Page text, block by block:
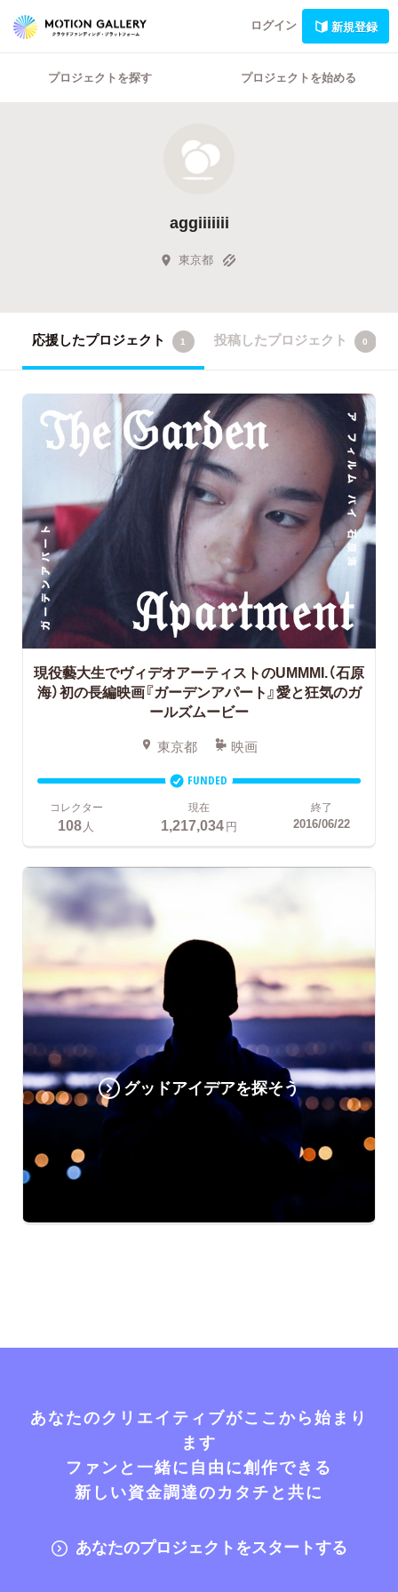
ログイン 新規登録
プロジェクトを探す プロジェクトを始める
aggiiiiiii
東京都
応援したプロジェクト 1 投稿したプロジェクト 0
現役藝大生でヴィデオアーティストのUMMMI.（石原
海）初の長編映画『ガーデンアパート』愛と狂気のガ
ールズムービー
東京都 映画
FUNDED
コレクター
108 人
現在
1,217,034円
終了
2016/06/22
グッドアイデアを探そう
あなたのクリエイティブがここから始まり
ます
ファンと一緒に自由に創作できる
新しい資金調達のカタチと共に
あなたのプロジェクトをスタートする